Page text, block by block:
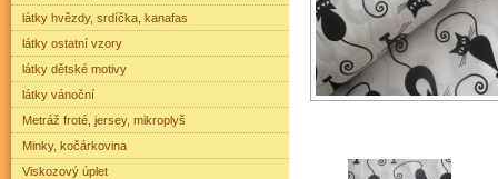
látky hvězdy, srdíčka, kanafas
látky ostatní vzory
látky dětské motivy
látky vánoční
Metráž froté, jersey, mikroplyš
Minky, kočárkovina
Viskozový úplet